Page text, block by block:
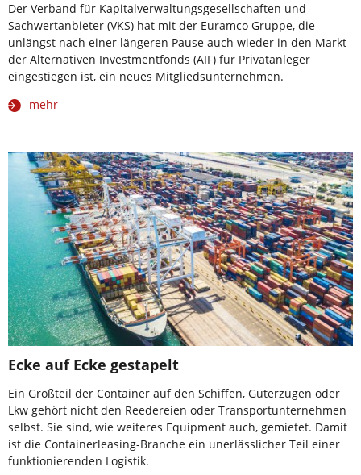
Der Verband für Kapitalverwaltungsgesellschaften und
Sachwertanbieter (VKS) hat mit der Euramco Gruppe, die
unlängst nach einer längeren Pause auch wieder in den Markt
der Alternativen Investmentfonds (AIF) für Privatanleger
eingestiegen ist, ein neues Mitgliedsunternehmen.
mehr
Ecke auf Ecke gestapelt
Ein Großteil der Container auf den Schiffen, Güterzügen oder
Lkw gehört nicht den Reedereien oder Transportunternehmen
selbst. Sie sind, wie weiteres Equipment auch, gemietet. Damit
ist die Containerleasing-Branche ein unerlässlicher Teil einer
funktionierenden Logistik.